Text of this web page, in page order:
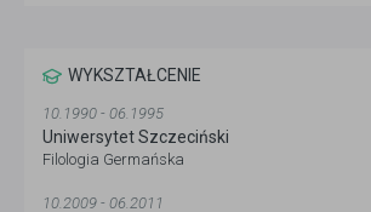
WYKSZTAŁCENIE
10.1990 - 06.1995
Uniwersytet Szczeciński
Filologia Germańska
10.2009 - 06.2011